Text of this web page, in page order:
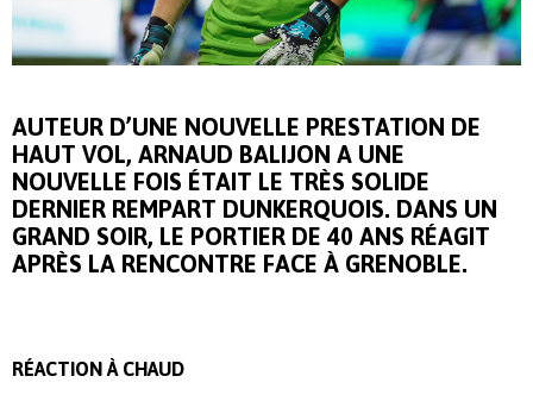
AUTEUR D’UNE NOUVELLE PRESTATION DE
HAUT VOL, ARNAUD BALIJON A UNE
NOUVELLE FOIS ÉTAIT LE TRÈS SOLIDE
DERNIER REMPART DUNKERQUOIS. DANS UN
GRAND SOIR, LE PORTIER DE 40 ANS RÉAGIT
APRÈS LA RENCONTRE FACE À GRENOBLE.
RÉACTION À CHAUD